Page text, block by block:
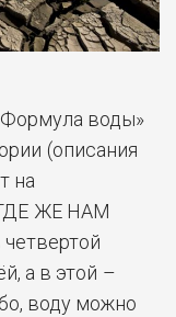
воды»
(описания
на
ГДЕ ЖЕ НАМ
а в этой –
воду можно